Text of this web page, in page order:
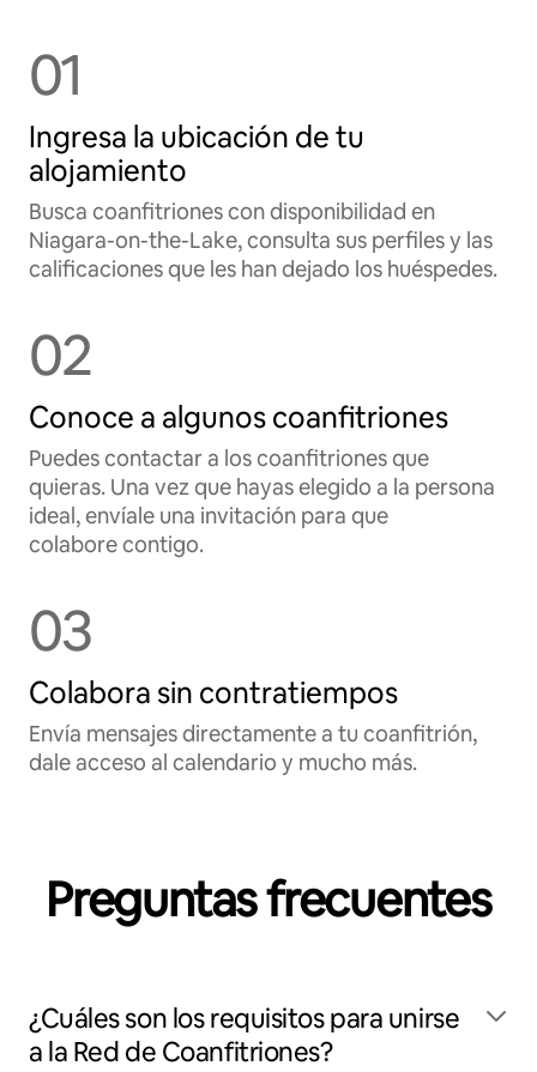
01
Ingresa la ubicación de tu
alojamiento
Busca coanfitriones con disponibilidad en
Niagara-on-the-Lake, consulta sus perfiles y las
calificaciones que les han dejado los huéspedes.
02
Conoce a algunos coanfitriones
Puedes contactar a los coanfitriones que
quieras. Una vez que hayas elegido a la persona
ideal, envíale una invitación para que
colabore contigo.
03
Colabora sin contratiempos
Envía mensajes directamente a tu coanfitrión,
dale acceso al calendario y mucho más.
Preguntas frecuentes
¿Cuáles son los requisitos para unirse
a la Red de Coanfitriones?